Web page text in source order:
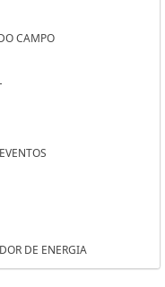
CAMPO
SOROCABA
SÃO BERNARDO DO
OSASCO
DOS CAMPOS
ANDRÉ
SOROCABA
SÃO BERNARDO DO
DE ENERGIA